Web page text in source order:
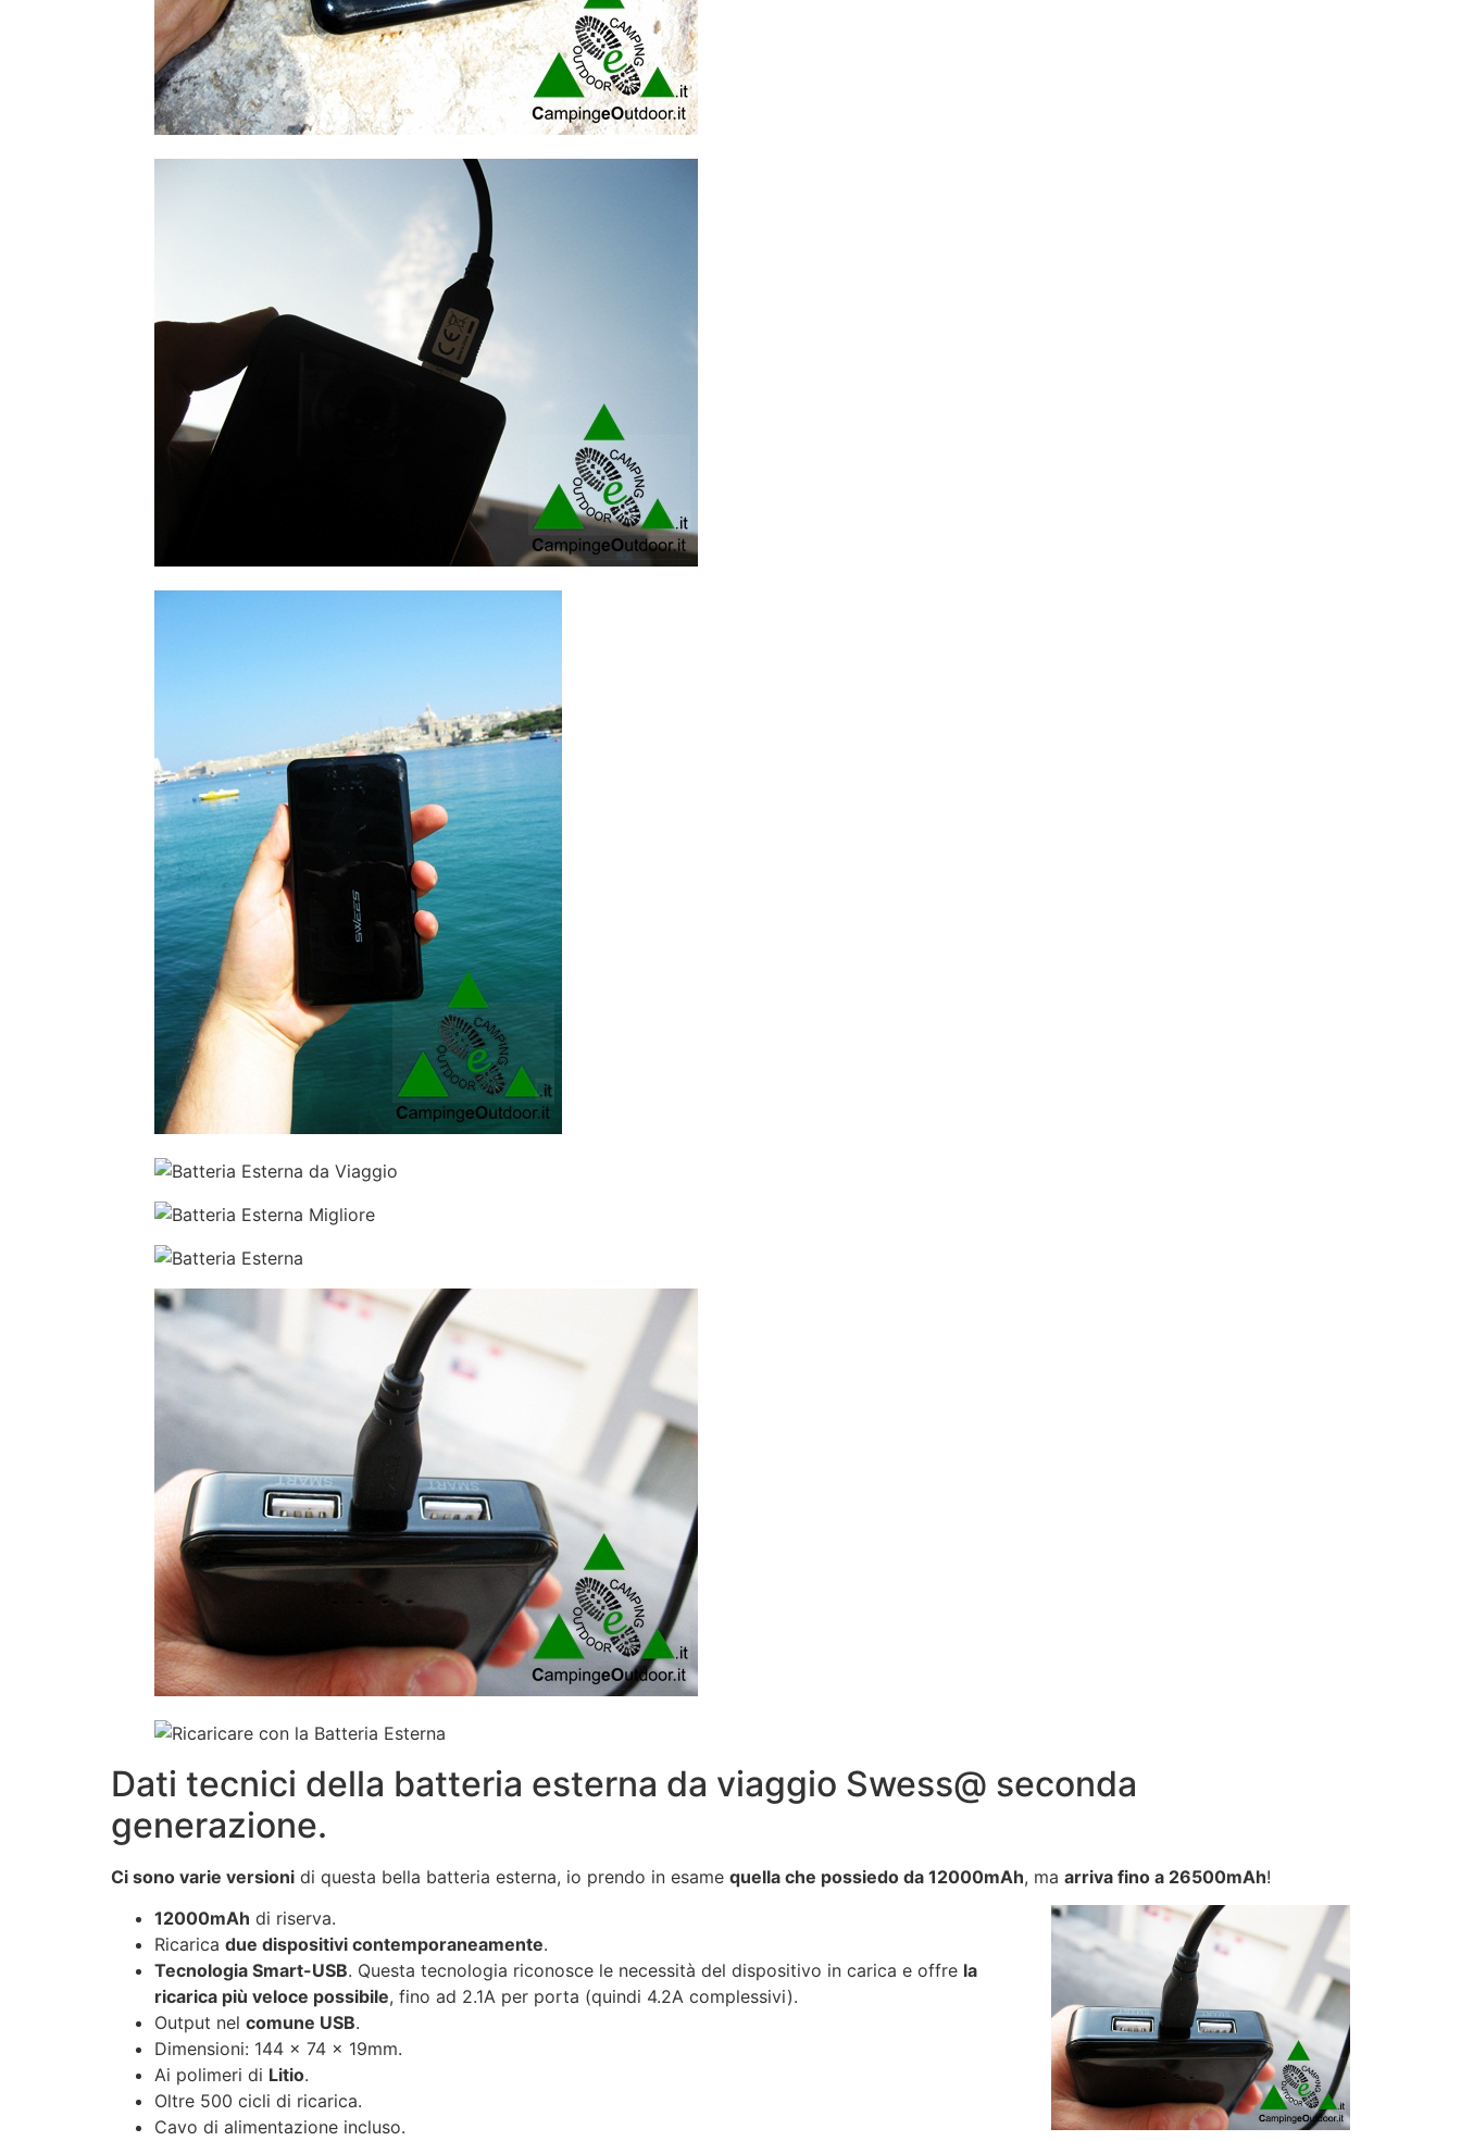
Dati tecnici della batteria esterna da viaggio Swess@ seconda
generazione.
Ci sono varie versioni di questa bella batteria esterna, io prendo in esame quella che possiedo da 12000mAh, ma arriva fino a 26500mAh!
12000mAh di riserva.
Ricarica due dispositivi contemporaneamente.
Tecnologia Smart-USB. Questa tecnologia riconosce le necessità del dispositivo in carica e offre la
ricarica più veloce possibile, fino ad 2.1A per porta (quindi 4.2A complessivi).
Output nel comune USB.
Dimensioni: 144 x 74 x 19mm.
Ai polimeri di Litio.
Oltre 500 cicli di ricarica.
Cavo di alimentazione incluso.